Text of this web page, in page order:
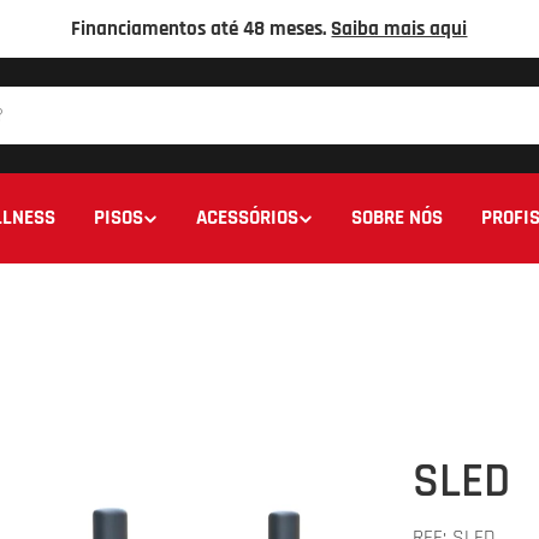
Financiamentos até 48 meses.Saiba mais aqui
PISOS ACESSÓRIOS SOBRE NÓS
SLED